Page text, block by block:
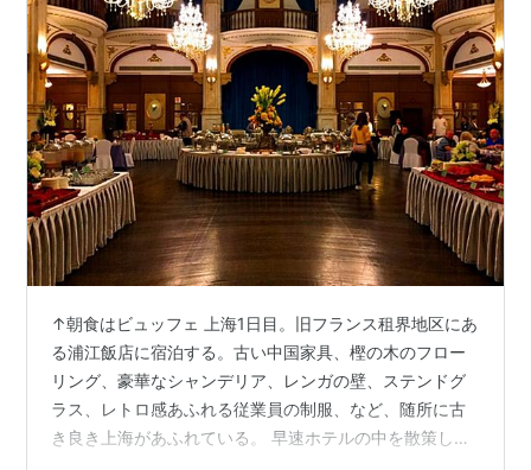
↑朝食はビュッフェ 上海1日目。旧フランス租界地区にあ
る浦江飯店に宿泊する。古い中国家具、樫の木のフロー
リング、豪華なシャンデリア、レンガの壁、ステンドグ
ラス、レトロ感あふれる従業員の制服、など、随所に古
き良き上海があふれている。 早速ホテルの中を散策し